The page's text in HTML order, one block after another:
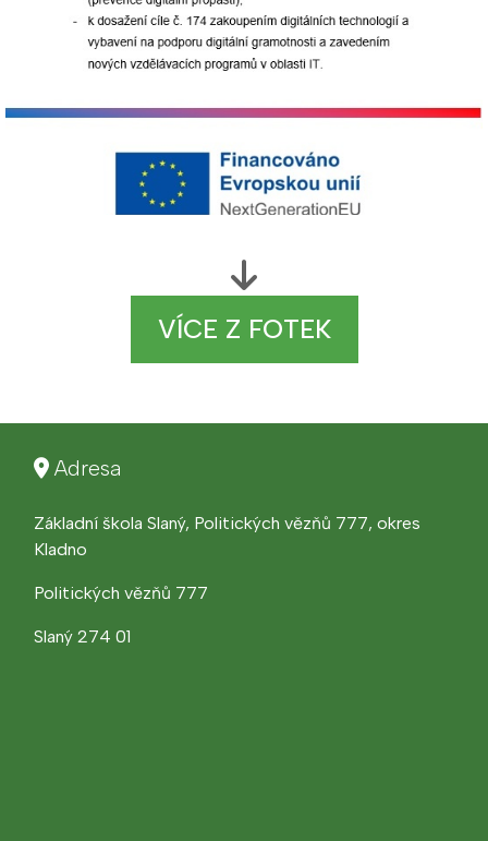
VÍCE Z FOTEK
Adresa
Základní škola Slaný, Politických vězňů 777, okres
Kladno
Politických vězňů 777
Slaný 274 01